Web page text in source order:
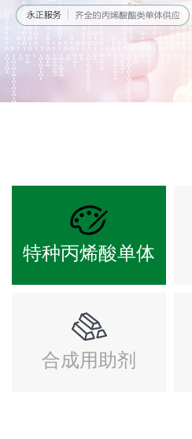
特种丙烯酸单体
合成用助剂